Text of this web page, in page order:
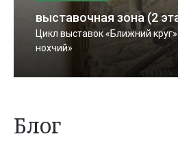
выставочная зона (2
Цикл выставок «Ближний
нохчий»
Блог